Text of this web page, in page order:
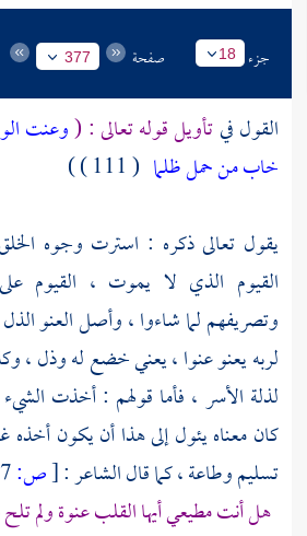
جزء 18 صفحة 377
القول فيتأويل قوله تعالى : (وعنت
خاب من حمل ظلما ( 111 ) )
يقول تعالى ذكره : استرت وجوه
القيوم الذي لا يموت ، القيوم
وتصريفهم لما شاءوا ، وأصل العنو
لربه يعنو عنوا ، يعني خضع له وذل ،
لذلة الأسر ، فأما قولهم : أخذت
كان معناه يئول إلى هذا أن يكون
تسليم وطاعة ، كما قال الشاعر :[ص:
هل أنت مطيعي أيها القلب عنوة ولم تلح